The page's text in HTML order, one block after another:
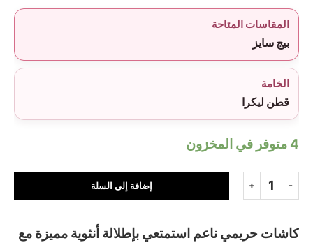
المقاسات المتاحة
بيج سايز
الخامة
قطن ليكرا
4 متوفر في المخزون
إضافة إلى السلة
كاشات حريمي ناعم استمتعي بإطلالة أنثوية مميزة مع